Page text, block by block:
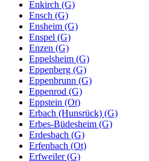
Enkirch (G)
Ensch (G)
Ensheim (G)
Enspel (G)
Enzen (G)
Eppelsheim (G)
Eppenberg (G)
Eppenbrunn (G)
Eppenrod (G)
Eppstein (Ot)
Erbach (Hunsrück) (G)
Erbes-Büdesheim (G)
Erdesbach (G)
Erfenbach (Ot)
Erfweiler (G)